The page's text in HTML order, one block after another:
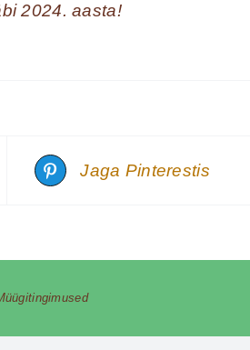
2024. aasta!
Jaga Pinterestis